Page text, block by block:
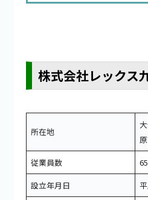
株式会社レックス
所在地
従業員数
設立年月日